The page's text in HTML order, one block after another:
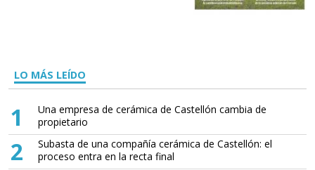
LO MÁS LEÍDO
1
Una empresa de cerámica de Castellón cambia de
propietario
2
Subasta de una compañía cerámica de Castellón: el
proceso entra en la recta final